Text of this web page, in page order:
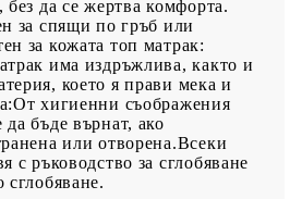
без да се жертва комфорта.
за спящи по гръб или
за кожата топ матрак:
има издръжлива, както и
което я прави мека и
хигиенни съображения
бъде върнат, ако
или отворена.Всеки
с ръководство за сглобяване
сглобяване.